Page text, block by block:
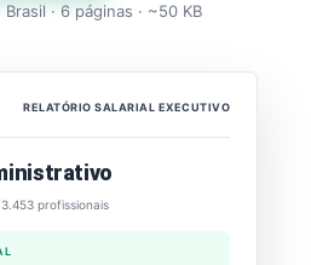
· 6 páginas · ~50 KB
RELATÓRIO SALARIAL EXECUTIVO
profissionais